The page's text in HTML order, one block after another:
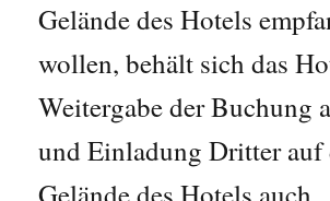
Gelände des Hotels
wollen, behält sich das
Weitergabe der Buchung
und Einladung Dritter auf